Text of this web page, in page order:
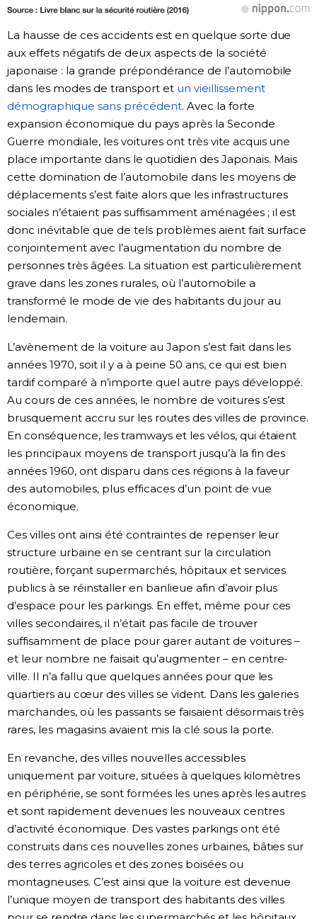
La hausse de ces accidents est en quelque sorte due
aux effets négatifs de deux aspects de la société
japonaise : la grande prépondérance de l’automobile
dans les modes de transport et un vieillissement
démographique sans précédent. Avec la forte
expansion économique du pays après la Seconde
Guerre mondiale, les voitures ont très vite acquis une
place importante dans le quotidien des Japonais. Mais
cette domination de l’automobile dans les moyens de
déplacements s’est faite alors que les infrastructures
sociales n’étaient pas suffisamment aménagées ; il est
donc inévitable que de tels problèmes aient fait surface
conjointement avec l’augmentation du nombre de
personnes très âgées. La situation est particulièrement
grave dans les zones rurales, où l’automobile a
transformé le mode de vie des habitants du jour au
lendemain.
L’avènement de la voiture au Japon s’est fait dans les
années 1970, soit il y a à peine 50 ans, ce qui est bien
tardif comparé à n’importe quel autre pays développé.
Au cours de ces années, le nombre de voitures s’est
brusquement accru sur les routes des villes de province.
En conséquence, les tramways et les vélos, qui étaient
les principaux moyens de transport jusqu’à la fin des
années 1960, ont disparu dans ces régions à la faveur
des automobiles, plus efficaces d’un point de vue
économique.
Ces villes ont ainsi été contraintes de repenser leur
structure urbaine en se centrant sur la circulation
routière, forçant supermarchés, hôpitaux et services
publics à se réinstaller en banlieue afin d’avoir plus
d’espace pour les parkings. En effet, même pour ces
villes secondaires, il n’était pas facile de trouver
suffisamment de place pour garer autant de voitures –
et leur nombre ne faisait qu’augmenter – en centre-
ville. Il n’a fallu que quelques années pour que les
quartiers au cœur des villes se vident. Dans les galeries
marchandes, où les passants se faisaient désormais très
rares, les magasins avaient mis la clé sous la porte.
En revanche, des villes nouvelles accessibles
uniquement par voiture, situées à quelques kilomètres
en périphérie, se sont formées les unes après les autres
et sont rapidement devenues les nouveaux centres
d’activité économique. Des vastes parkings ont été
construits dans ces nouvelles zones urbaines, bâties sur
des terres agricoles et des zones boisées ou
montagneuses. C’est ainsi que la voiture est devenue
l’unique moyen de transport des habitants des villes